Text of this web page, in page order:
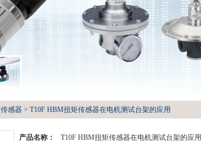
传感器 > T10F HBM扭矩传感器在电机测试台架的应用
产品名称： T10F HBM扭矩传感器在电机测试台架的应用